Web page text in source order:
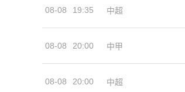
08-08 19:35 中超
08-08 20:00 中甲
08-08 20:00 中超